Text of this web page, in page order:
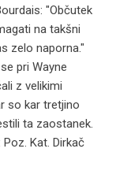
"Občutek
na takšni
zelo naporna."
pri Wayne
z velikimi
so kar tretjino
ta zaostanek.
Poz. Kat. Dirkač